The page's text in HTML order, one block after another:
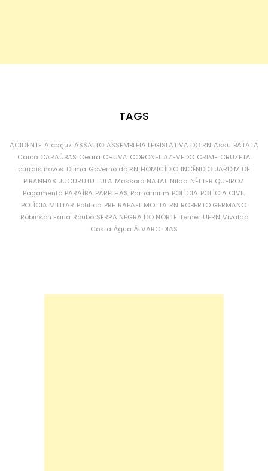
TAGS
ACIDENTE Alcaçuz ASSALTO ASSEMBLEIA LEGISLATIVA DO RN Assu BATATA
Caicó CARAÚBAS Ceará CHUVA CORONEL AZEVEDO CRIME CRUZETA
currais novos Dilma Governo do RN HOMICÍDIO INCÊNDIO JARDIM DE
PIRANHAS JUCURUTU LULA Mossoró NATAL Nilda NÉLTER QUEIROZ
Pagamento PARAÍBA PARELHAS Parnamirim POLÍCIA POLÍCIA CIVIL
POLÍCIA MILITAR Política PRF RAFAEL MOTTA RN ROBERTO GERMANO
Robinson Faria Roubo SERRA NEGRA DO NORTE Temer UFRN Vivaldo
Costa Água ÁLVARO DIAS